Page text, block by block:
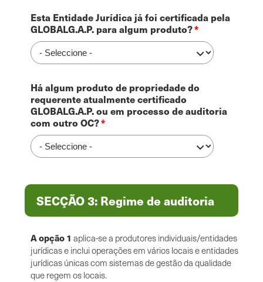
Esta Entidade Jurídica já foi certificada pela
GLOBALG.A.P. para algum produto?
Há algum produto de propriedade do
requerente atualmente certificado
GLOBALG.A.P. ou em processo de auditoria
com outro OC?
SECÇÃO 3: Regime de auditoria
A opção 1 aplica-se a produtores individuais/entidades
jurídicas e inclui operações em vários locais e entidades
jurídicas únicas com sistemas de gestão da qualidade
que regem os locais.